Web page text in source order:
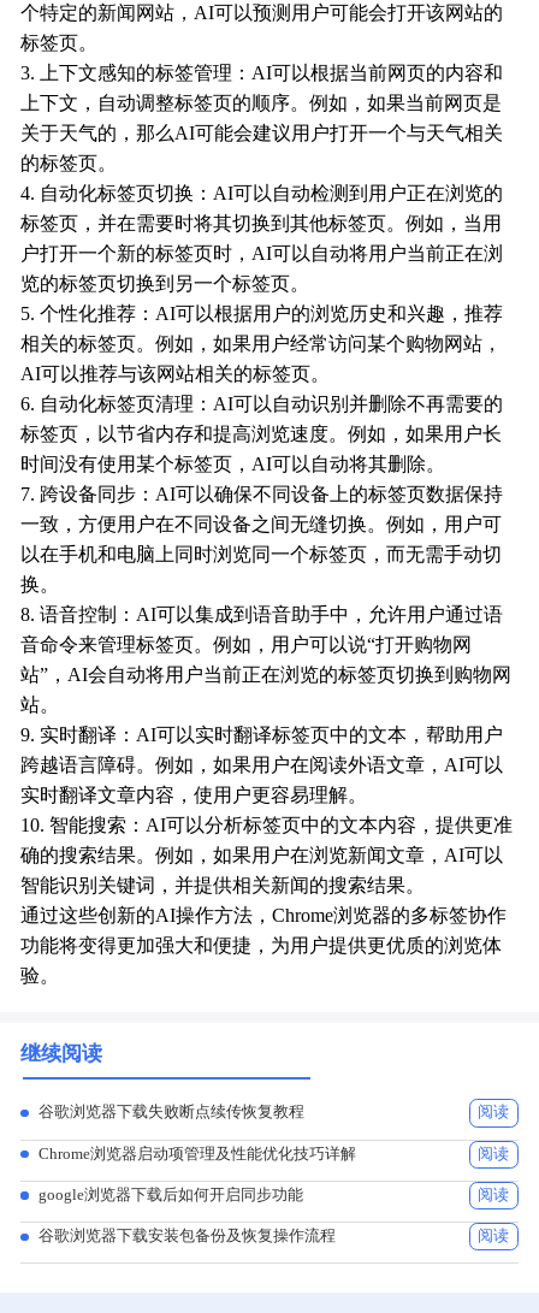
个特定的新闻网站，AI可以预测用户可能会打开该网站的
标签页。
3. 上下文感知的标签管理：AI可以根据当前网页的内容和
上下文，自动调整标签页的顺序。例如，如果当前网页是
关于天气的，那么AI可能会建议用户打开一个与天气相关
的标签页。
4. 自动化标签页切换：AI可以自动检测到用户正在浏览的
标签页，并在需要时将其切换到其他标签页。例如，当用
户打开一个新的标签页时，AI可以自动将用户当前正在浏
览的标签页切换到另一个标签页。
5. 个性化推荐：AI可以根据用户的浏览历史和兴趣，推荐
相关的标签页。例如，如果用户经常访问某个购物网站，
AI可以推荐与该网站相关的标签页。
6. 自动化标签页清理：AI可以自动识别并删除不再需要的
标签页，以节省内存和提高浏览速度。例如，如果用户长
时间没有使用某个标签页，AI可以自动将其删除。
7. 跨设备同步：AI可以确保不同设备上的标签页数据保持
一致，方便用户在不同设备之间无缝切换。例如，用户可
以在手机和电脑上同时浏览同一个标签页，而无需手动切
换。
8. 语音控制：AI可以集成到语音助手中，允许用户通过语
音命令来管理标签页。例如，用户可以说“打开购物网
站”，AI会自动将用户当前正在浏览的标签页切换到购物网
站。
9. 实时翻译：AI可以实时翻译标签页中的文本，帮助用户
跨越语言障碍。例如，如果用户在阅读外语文章，AI可以
实时翻译文章内容，使用户更容易理解。
10. 智能搜索：AI可以分析标签页中的文本内容，提供更准
确的搜索结果。例如，如果用户在浏览新闻文章，AI可以
智能识别关键词，并提供相关新闻的搜索结果。
通过这些创新的AI操作方法，Chrome浏览器的多标签协作
功能将变得更加强大和便捷，为用户提供更优质的浏览体
验。
继续阅读
谷歌浏览器下载失败断点续传恢复教程 阅读
Chrome浏览器启动项管理及性能优化技巧详解 阅读
google浏览器下载后如何开启同步功能 阅读
谷歌浏览器下载安装包备份及恢复操作流程 阅读